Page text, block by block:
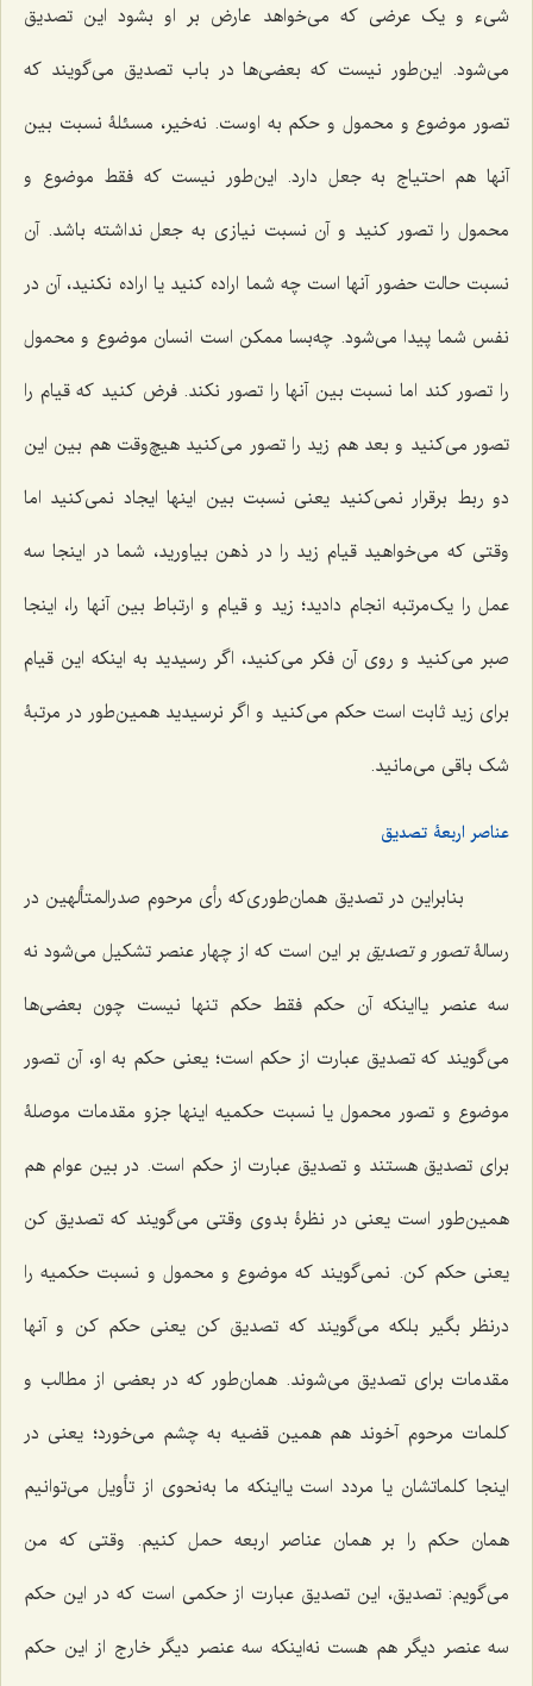
شیء و یک عرضی که می‌خواهد عارض بر او بشود این تصدیق
می‌شود. این‌طور نیست که بعضی‌ها در باب تصدیق می‌گویند که
تصور موضوع و محمول و حکم به اوست. نه‌خیر، مسئلۀ نسبت بین
آنها هم احتیاج به جعل دارد. این‌طور نیست که فقط موضوع و
محمول را تصور کنید و آن نسبت نیازی به جعل نداشته باشد. آن
نسبت حالت حضور آنها است چه شما اراده کنید یا اراده نکنید، آن در
نفس شما پیدا می‌شود. چه‌بسا ممکن است انسان موضوع و محمول
را تصور کند اما نسبت بین آنها را تصور نکند. فرض کنید که قیام را
تصور می‌کنید و بعد هم زید را تصور می‌کنید هیچ‌وقت هم بین این
دو ربط برقرار نمی‌کنید یعنی نسبت بین اینها ایجاد نمی‌کنید اما
وقتی که می‌خواهید قیام زید را در ذهن بیاورید، شما در اینجا سه
عمل را یک‌مرتبه انجام دادید؛ زید و قیام و ارتباط بین آنها را، اینجا
صبر می‌کنید و روی آن فکر می‌کنید، اگر رسیدید به اینکه این قیام
برای زید ثابت است حکم می‌کنید و اگر نرسیدید همین‌طور در مرتبۀ
شک باقی می‌مانید.
عناصر اربعۀ تصدیق
بنابراین در تصدیق همان‌طوری‌که رأی مرحوم صدرالمتألهین در
رسالۀتصور و تصدیق بر این است که از چهار عنصر تشکیل می‌شود نه
سه عنصر یااینکه آن حکم فقط حکم تنها نیست چون بعضی‌ها
می‌گویند که تصدیق عبارت از حکم است؛ یعنی حکم به او، آن تصور
موضوع و تصور محمول یا نسبت حکمیه اینها جزو مقدمات موصلۀ
برای تصدیق هستند و تصدیق عبارت از حکم است. در بین عوام هم
همین‌طور است یعنی در نظرۀ بدوی وقتی می‌گویند که تصدیق کن
یعنی حکم کن. نمی‌گویند که موضوع و محمول و نسبت حکمیه را
درنظر بگیر بلکه می‌گویند که تصدیق کن یعنی حکم کن و آنها
مقدمات برای تصدیق می‌شوند. همان‌طور که در بعضی از مطالب و
کلمات مرحوم آخوند هم همین قضیه به چشم می‌خورد؛ یعنی در
اینجا کلماتشان یا مردد است یااینکه ما به‌نحوی از تأویل می‌توانیم
همان حکم را بر همان عناصر اربعه حمل کنیم. وقتی که من
می‌گویم: تصدیق، این تصدیق عبارت از حکمی است که در این حکم
سه عنصر دیگر هم هست نه‌اینکه سه عنصر دیگر خارج از این حکم